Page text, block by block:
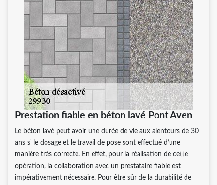
Prestation fiable en béton lavé Pont Aven
Le béton lavé peut avoir une durée de vie aux alentours de 30
ans si le dosage et le travail de pose sont effectué d’une
manière très correcte. En effet, pour la réalisation de cette
opération, la collaboration avec un prestataire fiable est
impérativement nécessaire. Pour être sûr de la durabilité de